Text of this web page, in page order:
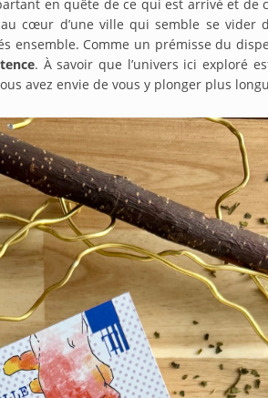
en quête de ce qui est arrivé et de
cœur d’une ville qui semble se vider
ensemble. Comme un prémisse du
. À savoir que l’univers ici exploré
avez envie de vous y plonger plus